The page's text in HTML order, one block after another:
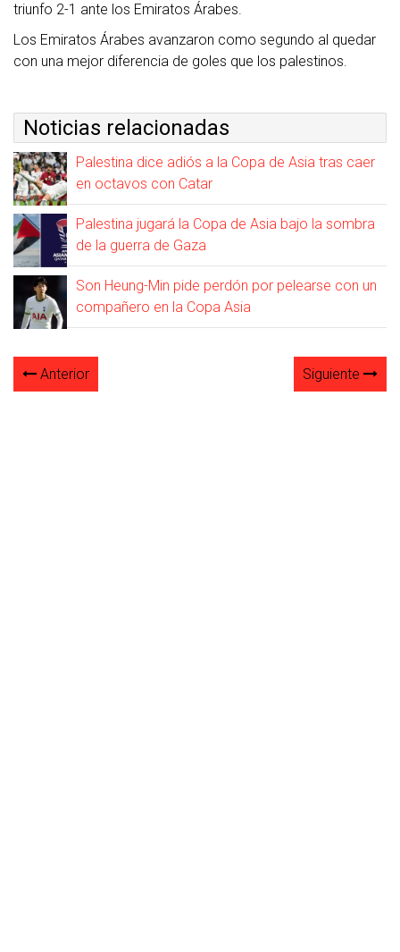
triunfo 2-1 ante los Emiratos Árabes.
Los Emiratos Árabes avanzaron como segundo al quedar
con una mejor diferencia de goles que los palestinos.
Noticias relacionadas
Palestina dice adiós a la Copa de Asia tras caer
en octavos con Catar
Palestina jugará la Copa de Asia bajo la sombra
de la guerra de Gaza
Son Heung-Min pide perdón por pelearse con un
compañero en la Copa Asia
Anterior Siguiente